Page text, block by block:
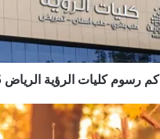
كم رسوم كليات الرؤية الرياض 1445